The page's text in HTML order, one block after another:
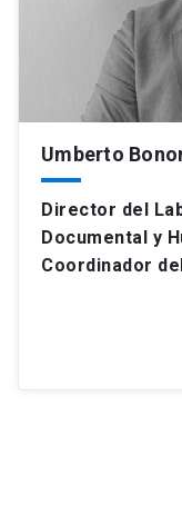
Umberto
Director del
Documental y
Coordinador